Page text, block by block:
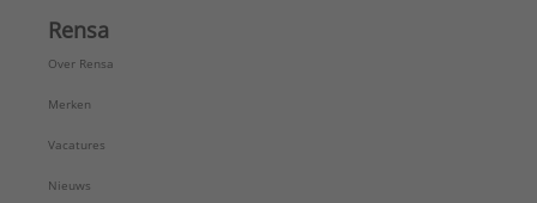
Rensa
Over Rensa
Merken
Vacatures
Nieuws